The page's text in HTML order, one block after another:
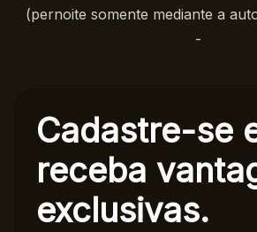
(pernoite somente mediante a
-
Cadastre-se
receba
exclusivas.